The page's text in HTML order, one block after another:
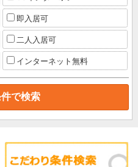
即入居可
二人入居可
インターネット無料